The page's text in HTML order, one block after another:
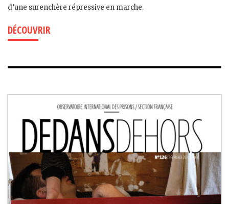
d’une surenchère répressive en marche.
DÉCOUVRIR